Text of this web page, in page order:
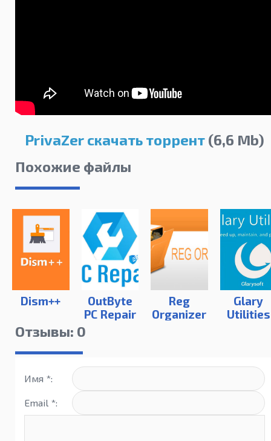
PrivaZer скачать торрент (6,6 Mb)
Похожие файлы
Dism++
OutByte
PC Repair
Reg
Organizer
Glary
Utilities
Отзывы: 0
Имя *:
Email *: